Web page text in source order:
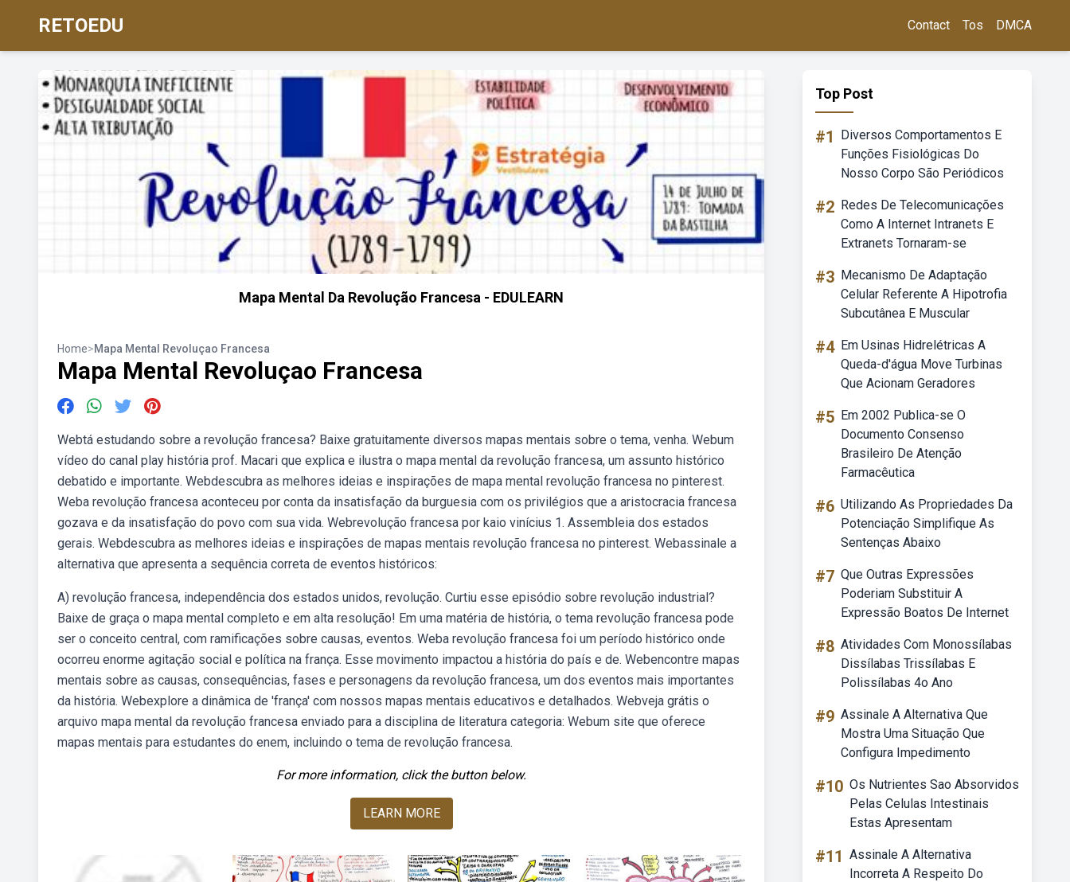
RETOEDU Contact Tos DMCA
Mapa Mental Da Revolução Francesa - EDULEARN
Home>Mapa Mental Revoluçao Francesa
Mapa Mental Revoluçao Francesa
Webtá estudando sobre a revolução francesa? Baixe gratuitamente diversos mapas mentais sobre o tema, venha. Webum
vídeo do canal play história prof. Macari que explica e ilustra o mapa mental da revolução francesa, um assunto histórico
debatido e importante. Webdescubra as melhores ideias e inspirações de mapa mental revolução francesa no pinterest.
Weba revolução francesa aconteceu por conta da insatisfação da burguesia com os privilégios que a aristocracia francesa
gozava e da insatisfação do povo com sua vida. Webrevolução francesa por kaio vinícius 1. Assembleia dos estados
gerais. Webdescubra as melhores ideias e inspirações de mapas mentais revolução francesa no pinterest. Webassinale a
alternativa que apresenta a sequência correta de eventos históricos:
A) revolução francesa, independência dos estados unidos, revolução. Curtiu esse episódio sobre revolução industrial?
Baixe de graça o mapa mental completo e em alta resolução! Em uma matéria de história, o tema revolução francesa pode
ser o conceito central, com ramificações sobre causas, eventos. Weba revolução francesa foi um período histórico onde
ocorreu enorme agitação social e política na frança. Esse movimento impactou a história do país e de. Webencontre mapas
mentais sobre as causas, consequências, fases e personagens da revolução francesa, um dos eventos mais importantes
da história. Webexplore a dinâmica de 'frança' com nossos mapas mentais educativos e detalhados. Webveja grátis o
arquivo mapa mental da revolução francesa enviado para a disciplina de literatura categoria: Webum site que oferece
mapas mentais para estudantes do enem, incluindo o tema de revolução francesa.
For more information, click the button below.
LEARN MORE
Top Post
#1
Diversos Comportamentos E
Funções Fisiológicas Do
Nosso Corpo São Periódicos
#2 Redes De Telecomunicações
Como A Internet Intranets E
Extranets Tornaram-se
#3 Mecanismo De Adaptação
Celular Referente A Hipotrofia
Subcutânea E Muscular
#4 Em Usinas Hidrelétricas A
Queda-d'água Move Turbinas
Que Acionam Geradores
#5 Em 2002 Publica-se O
Documento Consenso
Brasileiro De Atenção
Farmacêutica
#6 Utilizando As Propriedades Da
Potenciação Simplifique As
Sentenças Abaixo
#7 Que Outras Expressões
Poderiam Substituir A
Expressão Boatos De Internet
#8 Atividades Com Monossílabas
Dissílabas Trissílabas E
Polissílabas 4o Ano
#9 Assinale A Alternativa Que
Mostra Uma Situação Que
Configura Impedimento
#10 Os Nutrientes Sao Absorvidos
Pelas Celulas Intestinais
Estas Apresentam
#11 Assinale A Alternativa
Incorreta A Respeito Do